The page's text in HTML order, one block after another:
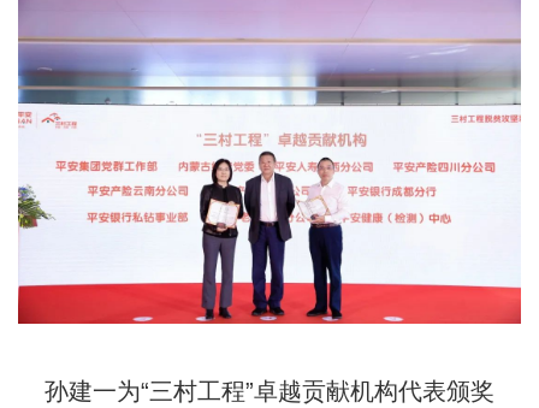
孙建一为“三村工程”卓越贡献机构代表颁奖